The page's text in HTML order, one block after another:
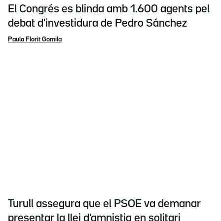
El Congrés es blinda amb 1.600 agents pel
debat d'investidura de Pedro Sánchez
Paula Florit Gomila
Turull assegura que el PSOE va demanar
presentar la llei d'amnistia en solitari